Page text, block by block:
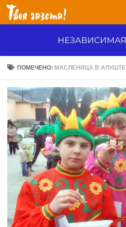
Перейти к содержимому
ПОМЕЧЕНО: МАСЛЕНИЦА В АЛУШТЕ